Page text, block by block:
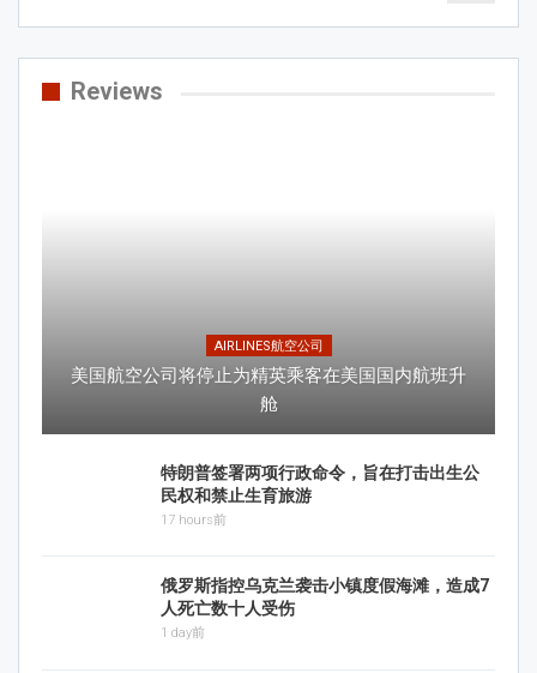
Reviews
AIRLINES航空公司
美国航空公司将停止为精英乘客在美国国内航班升
舱
特朗普签署两项行政命令，旨在打击出生公
民权和禁止生育旅游
17 hours前
俄罗斯指控乌克兰袭击小镇度假海滩，造成7
人死亡数十人受伤
1 day前